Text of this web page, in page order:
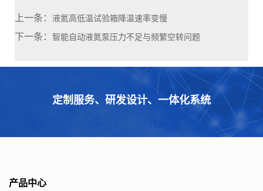
上一条： 液氮高低温试验箱降温速率变慢
下一条： 智能自动液氮泵压力不足与频繁空转问题
定制服务、研发设计、一体化系统
产品中心